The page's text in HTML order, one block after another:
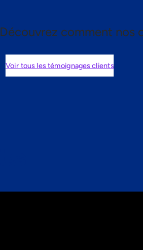
Découvrez comment nos
Voir tous les témoignages clients